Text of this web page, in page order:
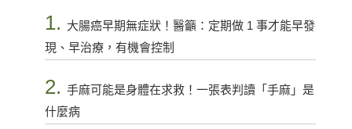
1. 大腸癌早期無症狀！醫籲：定期做 1 事才能早發
現、早治療，有機會控制
2. 手麻可能是身體在求救！一張表判讀「手麻」是
什麼病